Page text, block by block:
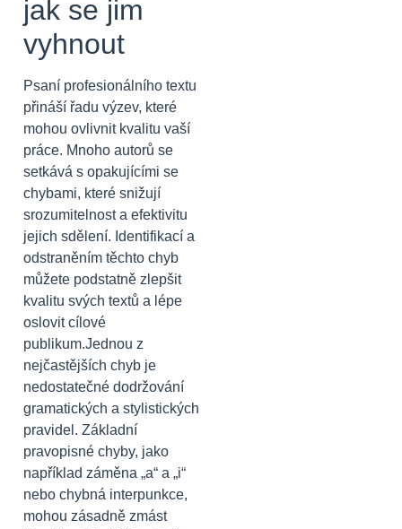
jak se jim
vyhnout
Psaní profesionálního textu
přináší řadu výzev, které
mohou ovlivnit kvalitu vaší
práce. Mnoho autorů se
setkává s opakujícími se
chybami, které snižují
srozumitelnost a efektivitu
jejich sdělení. Identifikací a
odstraněním těchto chyb
můžete podstatně zlepšit
kvalitu svých textů a lépe
oslovit cílové
publikum.Jednou z
nejčastějších chyb je
nedostatečné dodržování
gramatických a stylistických
pravidel. Základní
pravopisné chyby, jako
například záměna „a“ a „i“
nebo chybná interpunkce,
mohou zásadně zmást